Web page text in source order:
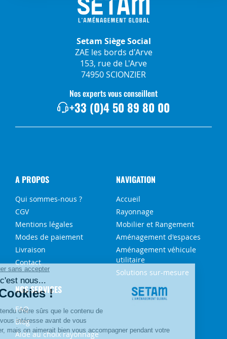
Setam Siège Social
ZAE les bords d'Arve
153, rue de L'Arve
74950 SCIONZIER
Nos experts vous conseillent
+33 (0)4 50 89 80 00
A PROPOS
Qui sommes-nous ?
CGV
Mentions légales
Modes de paiement
Livraison
Contact
NAVIGATION
Accueil
Rayonnage
Mobilier et Rangement
Aménagement d'espaces
Aménagement véhicule
utilitaire
Solutions sur-mesure
NOS SERVICES
FAQ
Blog
Aide au choix rayonnage